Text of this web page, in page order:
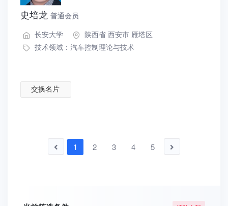
史培龙 普通会员
长安大学
陕西省 西安市 雁塔区
技术领域： 汽车控制理论与技术
交换名片
1 2 3 4 5